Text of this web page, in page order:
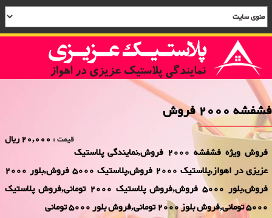
فشفشه 2000 فروش
قیمت : 20,000 ریال
فروش ویژه فشفشه 2000 فروش,نمایندگی پلاستیک
عزیزی در اهواز,پلاستیک 2000 فروش,پلاستیک 5000 فروش,بلور 2000
فروش,بلور 5000 فروش,فروش پلاستیک 2000 تومانی,فروش پلاستیک
5000 تومانی,فروش بلوز 2000 تومانی,فروش بلور 5000 تومانی